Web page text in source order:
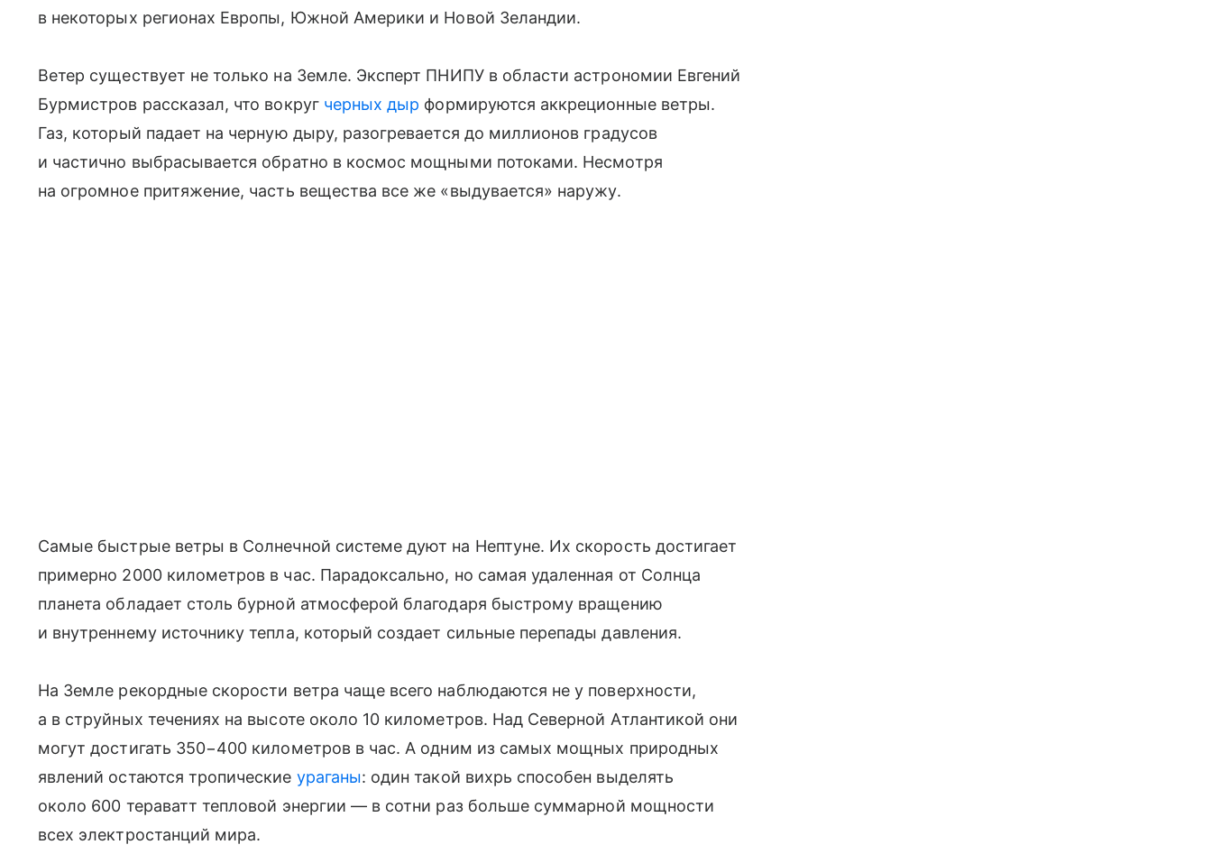
в некоторых регионах Европы, Южной Америки и Новой Зеландии.
Ветер существует не только на Земле. Эксперт ПНИПУ в области астрономии Евгений
Бурмистров рассказал, что вокруг черных дыр формируются аккреционные ветры.
Газ, который падает на черную дыру, разогревается до миллионов градусов
и частично выбрасывается обратно в космос мощными потоками. Несмотря
на огромное притяжение, часть вещества все же «выдувается» наружу.
Самые быстрые ветры в Солнечной системе дуют на Нептуне. Их скорость достигает
примерно 2000 километров в час. Парадоксально, но самая удаленная от Солнца
планета обладает столь бурной атмосферой благодаря быстрому вращению
и внутреннему источнику тепла, который создает сильные перепады давления.
На Земле рекордные скорости ветра чаще всего наблюдаются не у поверхности,
а в струйных течениях на высоте около 10 километров. Над Северной Атлантикой они
могут достигать 350−400 километров в час. А одним из самых мощных природных
явлений остаются тропические ураганы: один такой вихрь способен выделять
около 600 тераватт тепловой энергии — в сотни раз больше суммарной мощности
всех электростанций мира.